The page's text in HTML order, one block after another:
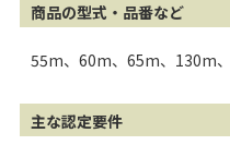
商品の型式・品番など
55m、60m、65m、
主な認定要件